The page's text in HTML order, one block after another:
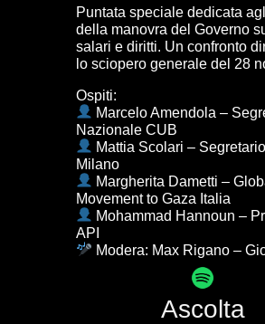
Puntata speciale dedicata
della manovra del Governo
salari e diritti. Un confronto
lo sciopero generale del 28
Ospiti:
Marcelo Amendola –
Nazionale CUB
Mattia Scolari –
Milano
Margherita Dametti –
Movement to Gaza Italia
Mohammad Hannoun –
API
Modera: Max Rigano –
Ascolta